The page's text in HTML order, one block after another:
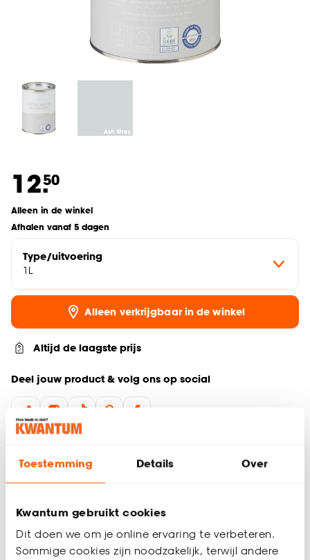
Toestemming Details Over
Kwantum gebruikt cookies
Dit doen we om je online ervaring te verbeteren.
Sommige cookies zijn noodzakelijk, terwijl andere
12.50
Alleen in de winkel
Afhalen vanaf 5 dagen
Type/uitvoering
1L
Alleen verkrijgbaar in de winkel
Altijd de laagste prijs
Deel jouw product & volg ons op social
Dit is een milieuvriendelijke muurverf die lucht zuivert in huis.
De Ash Grey verf absorbeert schadelijke stoffen, zoals
werken vanaf het moment dat hij droog is en absorbeert tot
vijf jaar lang deze schadelijke stoffen.
Kenmerken